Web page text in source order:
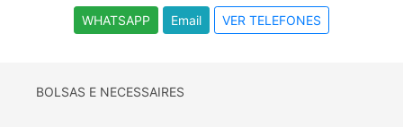
WHATSAPP Email VER TELEFONES
BOLSAS E NECESSAIRES